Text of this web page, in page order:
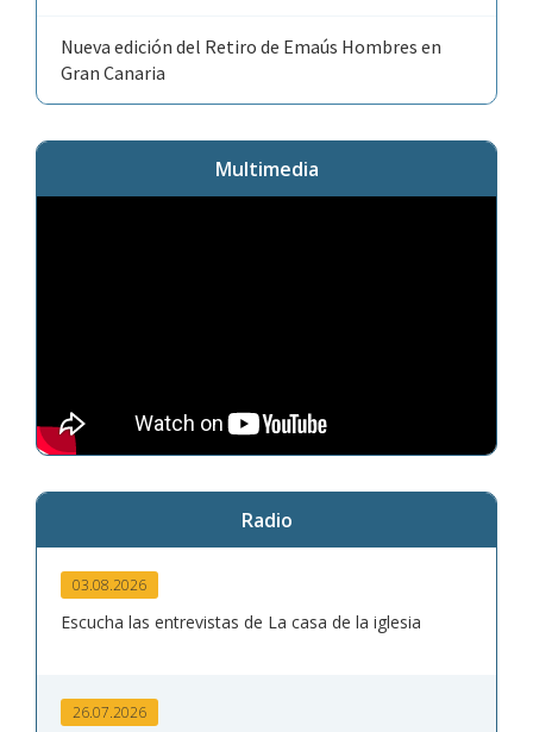
Nueva edición del Retiro de Emaús Hombres en
Gran Canaria
Multimedia
Radio
03.08.2026
Escucha las entrevistas de La casa de la iglesia
26.07.2026